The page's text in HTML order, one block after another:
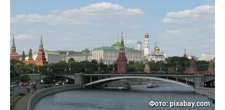
Фото: pixabay.com